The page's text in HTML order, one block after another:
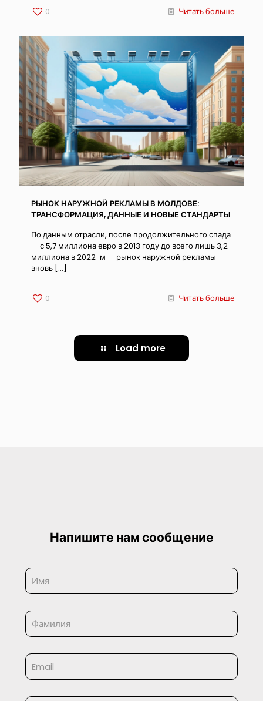
0 Читать больше
РЫНОК НАРУЖНОЙ РЕКЛАМЫ В МОЛДОВЕ:
ТРАНСФОРМАЦИЯ, ДАННЫЕ И НОВЫЕ СТАНДАРТЫ
По данным отрасли, после продолжительного спада
— с 5,7 миллиона евро в 2013 году до всего лишь 3,2
миллиона в 2022-м — рынок наружной рекламы
вновь […]
0 Читать больше
Load more
Напишите нам сообщение